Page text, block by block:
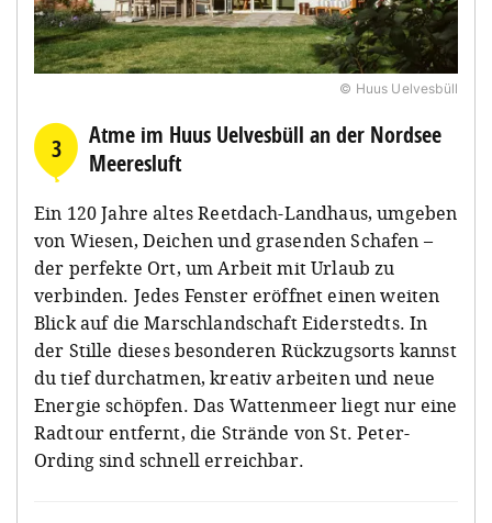
© Huus Uelvesbüll
3
Atme im Huus Uelvesbüll an der Nordsee
Meeresluft
Ein 120 Jahre altes Reetdach-Landhaus, umgeben
von Wiesen, Deichen und grasenden Schafen –
der perfekte Ort, um Arbeit mit Urlaub zu
verbinden. Jedes Fenster eröffnet einen weiten
Blick auf die Marschlandschaft Eiderstedts. In
der Stille dieses besonderen Rückzugsorts kannst
du tief durchatmen, kreativ arbeiten und neue
Energie schöpfen. Das Wattenmeer liegt nur eine
Radtour entfernt, die Strände von St. Peter-
Ording sind schnell erreichbar.